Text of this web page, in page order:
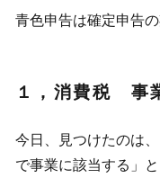
青色申告は確定申告
１，消費税 事
今日、見つけたのは
で事業に該当する」